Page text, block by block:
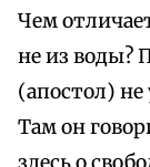
Чем
не из воды?
(апостол) не
Там он